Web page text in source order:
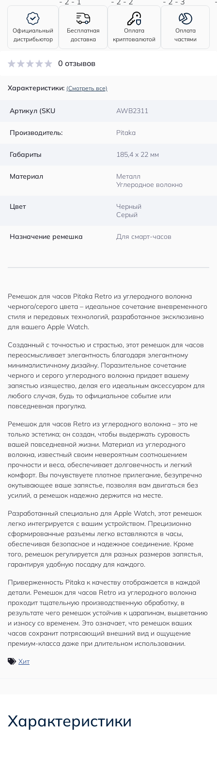
Официальный
дистрибьютор
Бесплатная
доставка
Оплата
криптовалютой
Оплата
частями
0 отзывов
Характеристики: (Смотреть все)
Артикул (SKU AWB2311
Производитель: Pitaka
Габариты 185,4 x 22 мм
Материал
Металл
Углеродное волокно
Цвет
Черный
Серый
Назначение ремешка Для смарт-часов
Ремешок для часов Pitaka Retro из углеродного волокна
черного/серого цвета – идеальное сочетание вневременного
стиля и передовых технологий, разработанное эксклюзивно
для вашего Apple Watch.
Созданный с точностью и страстью, этот ремешок для часов
переосмысливает элегантность благодаря элегантному
минималистичному дизайну. Поразительное сочетание
черного и серого углеродного волокна придает вашему
запястью изящество, делая его идеальным аксессуаром для
любого случая, будь то официальное событие или
повседневная прогулка.
Ремешок для часов Retro из углеродного волокна – это не
только эстетика; он создан, чтобы выдержать суровость
вашей повседневной жизни. Материал из углеродного
волокна, известный своим невероятным соотношением
прочности и веса, обеспечивает долговечность и легкий
комфорт. Вы почувствуете плотное прилегание, безупречно
окутывающее ваше запястье, позволяя вам двигаться без
усилий, а ремешок надежно держится на месте.
Разработанный специально для Apple Watch, этот ремешок
легко интегрируется с вашим устройством. Прецизионно
сформированные разъемы легко вставляются в часы,
обеспечивая безопасное и надежное соединение. Кроме
того, ремешок регулируется для разных размеров запястья,
гарантируя удобную посадку для каждого.
Приверженность Pitaka к качеству отображается в каждой
детали. Ремешок для часов Retro из углеродного волокна
проходит тщательную производственную обработку, в
результате чего ремешок устойчив к царапинам, выцветанию
и износу со временем. Это означает, что ремешок ваших
часов сохранит потрясающий внешний вид и ощущение
премиум-класса даже при длительном использовании.
Хит
Характеристики